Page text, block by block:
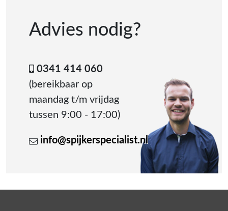
Advies nodig?
0341 414 060
(bereikbaar op
maandag t/m vrijdag
tussen 9:00 - 17:00)
info@spijkerspecialist.nl